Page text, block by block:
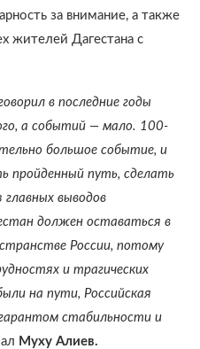
за внимание, а также
жителей Дагестана с
в последние годы
а событий — мало. 100-
большое событие, и
пройденный путь, сделать
выводов
должен оставаться в
России, потому
и трагических
на пути, Российская
стабильности и
Муху Алиев.